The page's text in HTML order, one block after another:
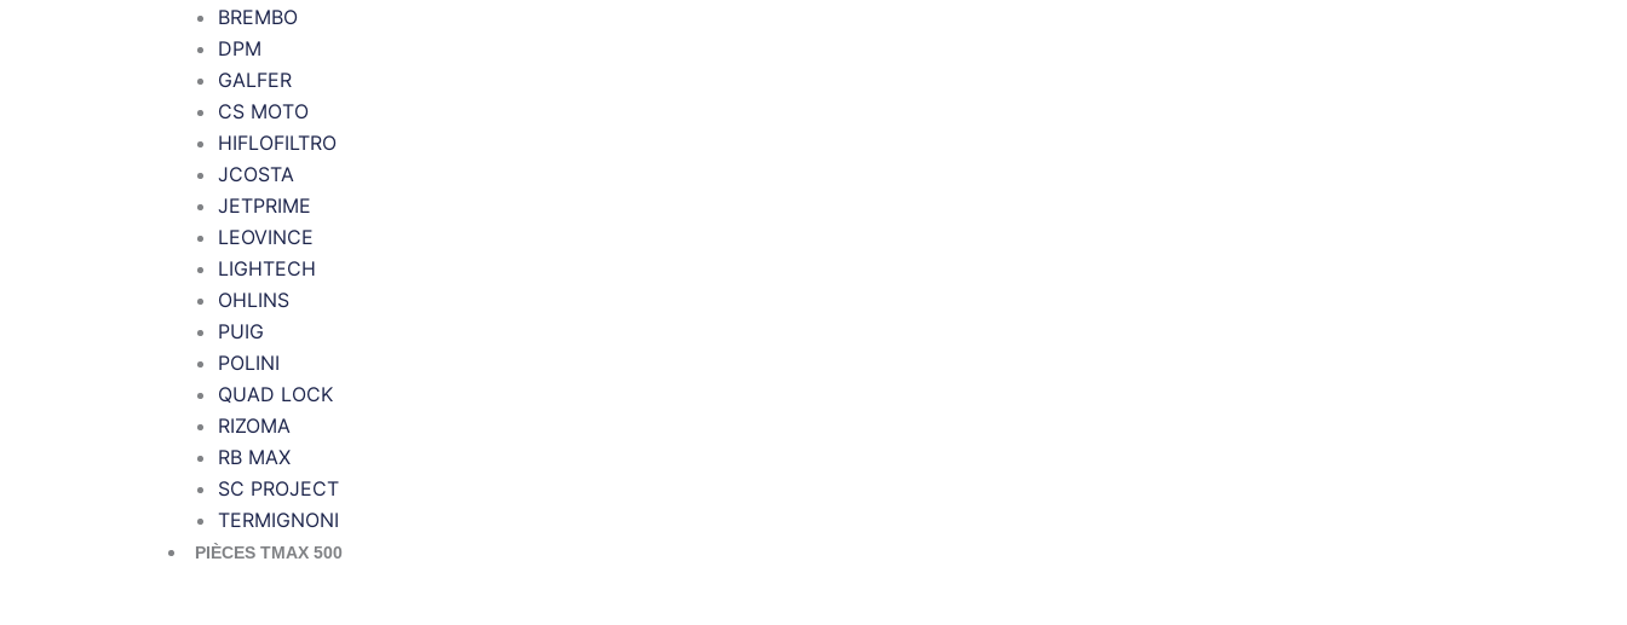
BREMBO
DPM
GALFER
CS MOTO
HIFLOFILTRO
JCOSTA
JETPRIME
LEOVINCE
LIGHTECH
OHLINS
PUIG
POLINI
QUAD LOCK
RIZOMA
RB MAX
SC PROJECT
TERMIGNONI
PIÈCES TMAX 500